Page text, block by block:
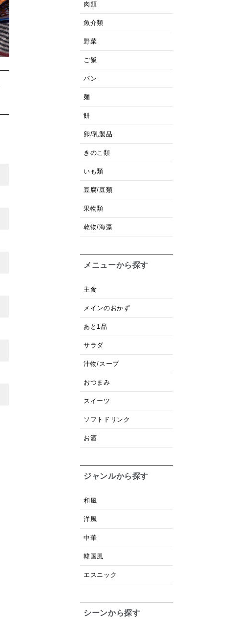
肉類
魚介類
野菜
ご飯
パン
麺
餅
卵/乳製品
きのこ類
いも類
豆腐/豆類
果物類
乾物/海藻
メニューから探す
主食
メインのおかず
あと1品
サラダ
汁物/スープ
おつまみ
スイーツ
ソフトドリンク
お酒
ジャンルから探す
和風
洋風
中華
韓国風
エスニック
シーンから探す